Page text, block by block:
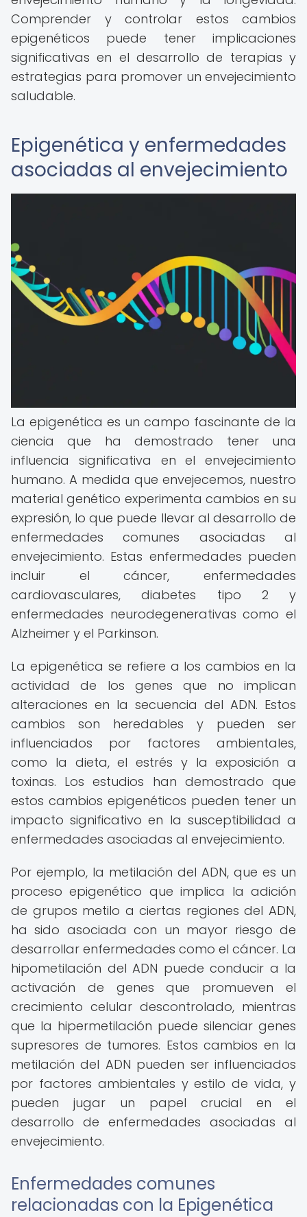
Comprender y controlar estos cambios
epigenéticos puede tener implicaciones
significativas en el desarrollo de terapias y
estrategias para promover un envejecimiento
saludable.
Epigenética y enfermedades
asociadas al envejecimiento
La epigenética es un campo fascinante de la
ciencia que ha demostrado tener una
influencia significativa en el envejecimiento
humano. A medida que envejecemos, nuestro
material genético experimenta cambios en su
expresión, lo que puede llevar al desarrollo de
enfermedades comunes asociadas al
envejecimiento. Estas enfermedades pueden
incluir el cáncer, enfermedades
cardiovasculares, diabetes tipo 2 y
enfermedades neurodegenerativas como el
Alzheimer y el Parkinson.
La epigenética se refiere a los cambios en la
actividad de los genes que no implican
alteraciones en la secuencia del ADN. Estos
cambios son heredables y pueden ser
influenciados por factores ambientales,
como la dieta, el estrés y la exposición a
toxinas. Los estudios han demostrado que
estos cambios epigenéticos pueden tener un
impacto significativo en la susceptibilidad a
enfermedades asociadas al envejecimiento.
Por ejemplo, la metilación del ADN, que es un
proceso epigenético que implica la adición
de grupos metilo a ciertas regiones del ADN,
ha sido asociada con un mayor riesgo de
desarrollar enfermedades como el cáncer. La
hipometilación del ADN puede conducir a la
activación de genes que promueven el
crecimiento celular descontrolado, mientras
que la hipermetilación puede silenciar genes
supresores de tumores. Estos cambios en la
metilación del ADN pueden ser influenciados
por factores ambientales y estilo de vida, y
pueden jugar un papel crucial en el
desarrollo de enfermedades asociadas al
envejecimiento.
Enfermedades comunes
relacionadas con la Epigenética